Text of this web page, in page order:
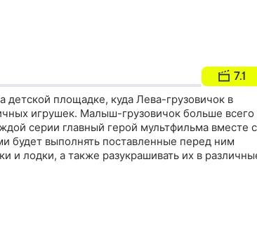
7.1
детской площадке, куда Лева-грузовичок в
игрушек. Малыш-грузовичок больше всего
серии главный герой мультфильма вместе с
будет выполнять поставленные перед ним
и лодки, а также разукрашивать их в